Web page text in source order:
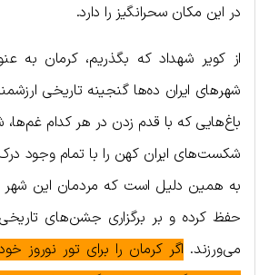
در این مکان سحرانگیز را دارد.
از کویر شهداد که بگذریم، کرمان به
شهرهای ایران ده‌ها گنجینه تاریخی
باغ‌هایی که با قدم زدن در هر کدام غم‌ها،
شکست‌های ایران کهن را با تمام وجود
به همین دلیل است که مردمان این شهر
حفظ کرده و بر برگزاری جشن‌های تاریخی
می‌ورزند. اگر کرمان را برای تور نوروز